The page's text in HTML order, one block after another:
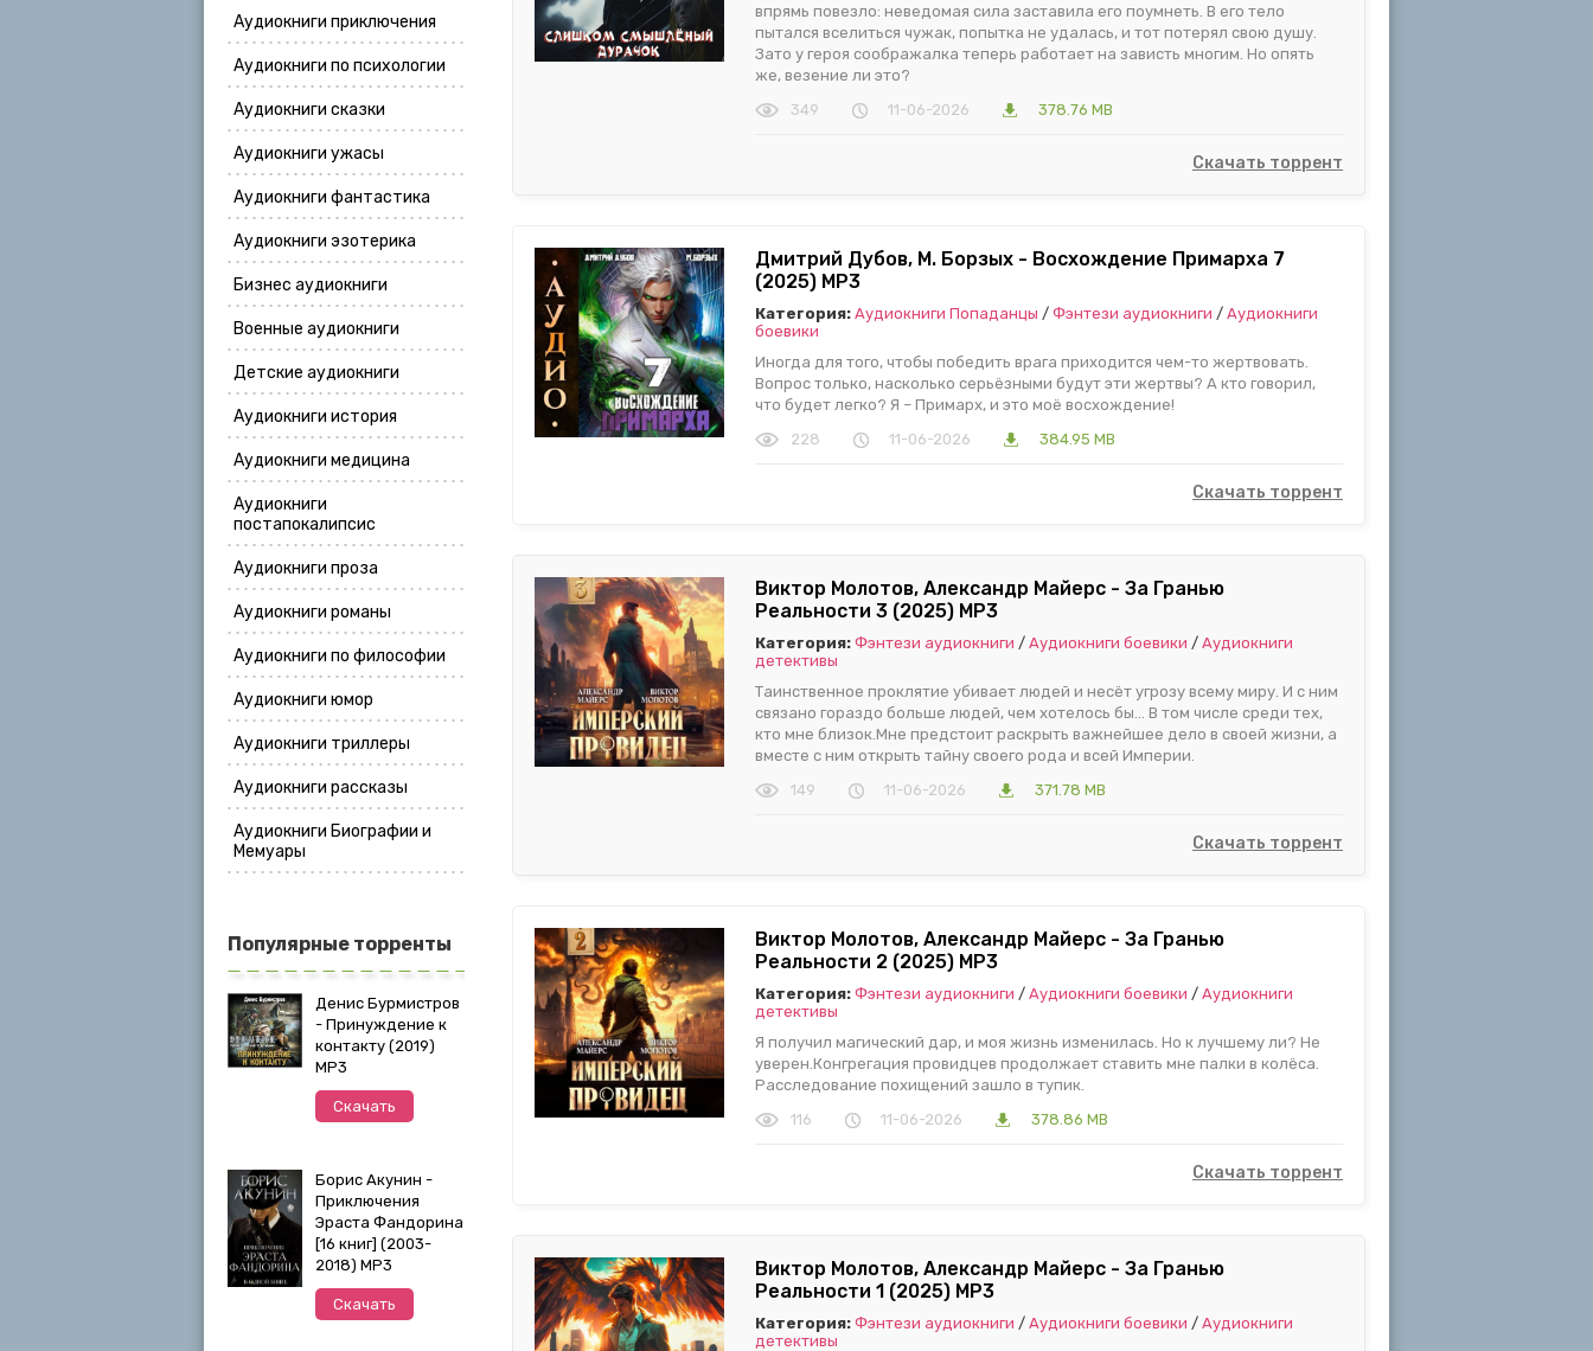
Аудиокниги приключения
Аудиокниги по психологии
Аудиокниги сказки
Аудиокниги ужасы
Аудиокниги фантастика
Аудиокниги эзотерика
Бизнес аудиокниги
Военные аудиокниги
Детские аудиокниги
Аудиокниги история
Аудиокниги медицина
Аудиокниги
постапокалипсис
Аудиокниги проза
Аудиокниги романы
Аудиокниги по философии
Аудиокниги юмор
Аудиокниги триллеры
Аудиокниги рассказы
Аудиокниги Биографии и
Мемуары
Популярные торренты
Денис Бурмистров
- Принуждение к
контакту (2019)
MP3
Скачать
Борис Акунин -
Приключения
Эраста Фандорина
[16 книг] (2003-
2018) МР3
Скачать
впрямь повезло: неведомая сила заставила его поумнеть. В его тело
пытался вселиться чужак, попытка не удалась, и тот потерял свою душу.
Зато у героя соображалка теперь работает на зависть многим. Но опять
же, везение ли это?
349
11-06-2026 378.76 MB
Скачать торрент
Дмитрий Дубов, М. Борзых - Восхождение Примарха 7
(2025) МР3
Категория: Аудиокниги Попаданцы / Фэнтези аудиокниги / Аудиокниги
боевики
Иногда для того, чтобы победить врага приходится чем-то жертвовать.
Вопрос только, насколько серьёзными будут эти жертвы? А кто говорил,
что будет легко? Я – Примарх, и это моё восхождение!
228
11-06-2026 384.95 MB
Скачать торрент
Виктор Молотов, Александр Майерс - За Гранью
Реальности 3 (2025) МР3
Категория: Фэнтези аудиокниги / Аудиокниги боевики / Аудиокниги
детективы
Таинственное проклятие убивает людей и несёт угрозу всему миру. И с ним
связано гораздо больше людей, чем хотелось бы… В том числе среди тех,
кто мне близок.Мне предстоит раскрыть важнейшее дело в своей жизни, а
вместе с ним открыть тайну своего рода и всей Империи.
149
11-06-2026 371.78 MB
Скачать торрент
Виктор Молотов, Александр Майерс - За Гранью
Реальности 2 (2025) МР3
Категория: Фэнтези аудиокниги / Аудиокниги боевики / Аудиокниги
детективы
Я получил магический дар, и моя жизнь изменилась. Но к лучшему ли? Не
уверен.Конгрегация провидцев продолжает ставить мне палки в колёса.
Расследование похищений зашло в тупик.
116
11-06-2026 378.86 MB
Скачать торрент
Виктор Молотов, Александр Майерс - За Гранью
Реальности 1 (2025) МР3
Категория: Фэнтези аудиокниги / Аудиокниги боевики / Аудиокниги
детективы